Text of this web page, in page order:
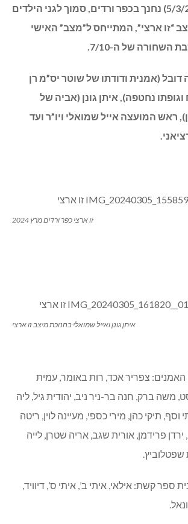
אתמול (שלישי 5/3/24) נחנך בכפר ורדים, סמוך לגני הילדים
“זו ארצי”, המתייחס ל”מצב” האישי
השחורה של ה-7/10.
דובל (אמנית ודודתו של שוטר יס”מ רן
וגופתו נחטפה), איתן גונן (אביה של
ראש המועצה אייל שמואלי ויו”ר ועד
זו ארצי כפר ורדים מרץ 2024
איתן גונן ואייל שמואלי בחנוכת מיצב זו ארצי
צפריר אכד, רות באומר, עמית
משה ברק, חנה בר-ניר ניב, יהודית גיל, ליה
וסף, תיקי כהן, מירי כספי, מעיינה לוין, ריטה
ירדן פרידמן, אורית שגב, אריה שטרן, לייה
שפטלוביץ.
ספר קשת: אילאי, איתי ב’, איתי ס’, דיוויד,